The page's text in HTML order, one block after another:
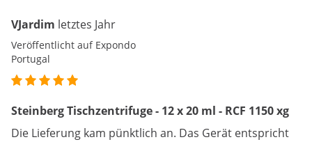
VJardim letztes Jahr
Veröffentlicht auf Expondo
Portugal
Steinberg Tischzentrifuge - 12 x 20 ml - RCF 1150 xg
Die Lieferung kam pünktlich an. Das Gerät entspricht